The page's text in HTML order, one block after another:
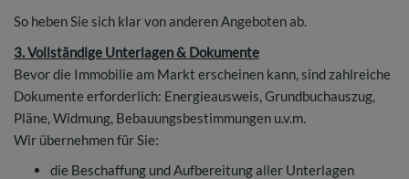
So heben Sie sich klar von anderen Angeboten ab.
3. Vollständige Unterlagen & Dokumente
Bevor die Immobilie am Markt erscheinen kann, sind zahlreiche
Dokumente erforderlich: Energieausweis, Grundbuchauszug,
Pläne, Widmung, Bebauungsbestimmungen u.v.m.
Wir übernehmen für Sie:
die Beschaffung und Aufbereitung aller Unterlagen